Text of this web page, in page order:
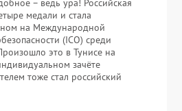
– ведь ура! Российская
медали и стала
на Международной
(ICO) среди
это в Тунисе на
зачёте
тоже стал российский